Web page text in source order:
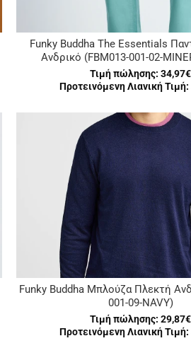
Funky Buddha The Essentials
Ανδρικό (FBM013-001-02-
Τιμή πώλησης: 34,97€
Προτεινόμενη Λιανική
Funky Buddha Μπλούζα Πλεκτή
001-09-NAVY)
Τιμή πώλησης: 29,87€
Προτεινόμενη Λιανική